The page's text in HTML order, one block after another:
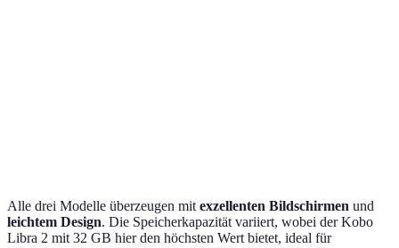
Alle drei Modelle überzeugen mit exzellenten Bildschirmen und
leichtem Design. Die Speicherkapazität variiert, wobei der Kobo
Libra 2 mit 32 GB hier den höchsten Wert bietet, ideal für